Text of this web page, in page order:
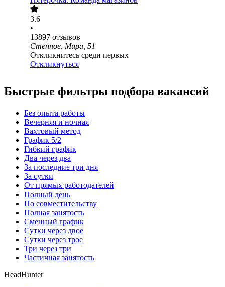
3.6
•
13897 отзывов
Степное, Мира, 51
Откликнитесь среди первых
Откликнуться
Быстрые фильтры подбора вакансий
Без опыта работы
Вечерняя и ночная
Вахтовый метод
График 5/2
Гибкий график
Два через два
За последние три дня
За сутки
От прямых работодателей
Полный день
По совместительству
Полная занятость
Сменный график
Сутки через двое
Сутки через трое
Три через три
Частичная занятость
HeadHunter